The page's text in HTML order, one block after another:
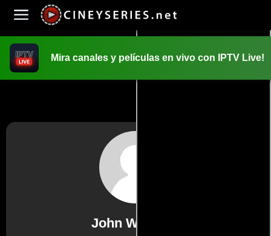
Mira canales y películas en vivo con IPTV Live!
John Williams